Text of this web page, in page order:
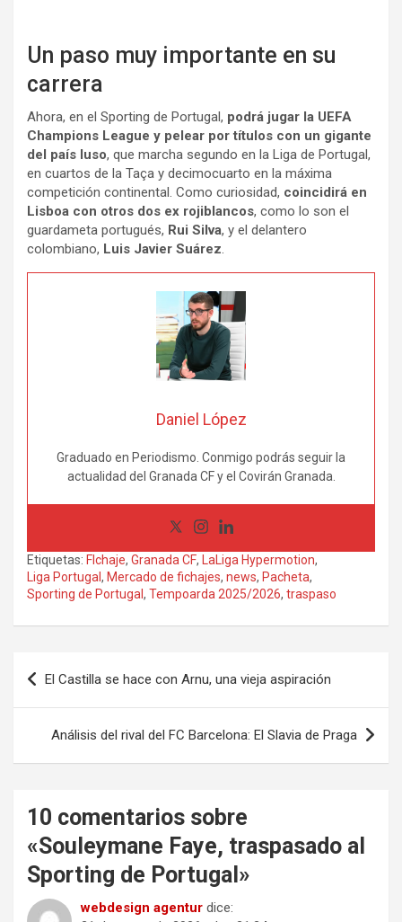
Un paso muy importante en su
carrera
Ahora, en el Sporting de Portugal, podrá jugar la UEFA
Champions League y pelear por títulos con un gigante
del país luso, que marcha segundo en la Liga de Portugal,
en cuartos de la Taça y decimocuarto en la máxima
competición continental. Como curiosidad, coincidirá en
Lisboa con otros dos ex rojiblancos, como lo son el
guardameta portugués, Rui Silva, y el delantero
colombiano, Luis Javier Suárez.
Daniel López
Graduado en Periodismo. Conmigo podrás seguir la
actualidad del Granada CF y el Covirán Granada.
Etiquetas: FIchaje, Granada CF, LaLiga Hypermotion,
Liga Portugal , Mercado de fichajes, news, Pacheta,
Sporting de Portugal , Tempoarda 2025/2026, traspaso
Navegación
de
entradas
El Castilla se hace con Arnu, una vieja aspiración
Análisis del rival del FC Barcelona: El Slavia de Praga
10 comentarios sobre
«Souleymane Faye, traspasado al
Sporting de Portugal »
webdesign agentur dice: